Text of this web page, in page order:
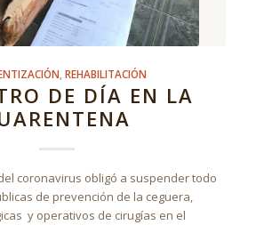
,REHABILITACIÓN
DE DÍA EN LA
coronavirus obligó a suspender todo
de prevención de la ceguera,
y operativos de cirugías en el